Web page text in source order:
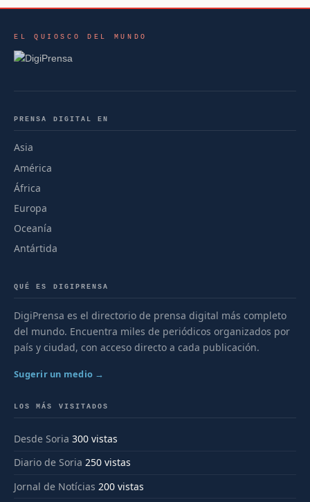
EL QUIOSCO DEL MUNDO
PRENSA DIGITAL EN
Asia
América
África
Europa
Oceanía
Antártida
QUÉ ES DIGIPRENSA
DigiPrensa es el directorio de prensa digital más completo
del mundo. Encuentra miles de periódicos organizados por
país y ciudad, con acceso directo a cada publicación.
Sugerir un medio →
LOS MÁS VISITADOS
Desde Soria 300 vistas
Diario de Soria 250 vistas
Jornal de Notícias 200 vistas